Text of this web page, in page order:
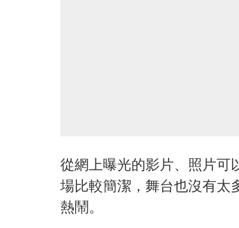
從網上曝光的影片、照片可
場比較簡潔，舞台也沒有太
熱鬧。